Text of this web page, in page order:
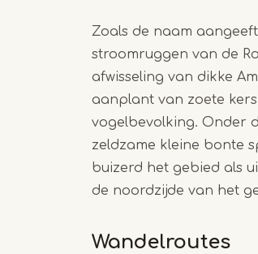
Zoals de naam
stroomruggen van de
afwisseling van dikke
aanplant van zoete
vogelbevolking. Onder
zeldzame kleine bonte
buizerd het gebied als
de noordzijde van het
Wandelroutes